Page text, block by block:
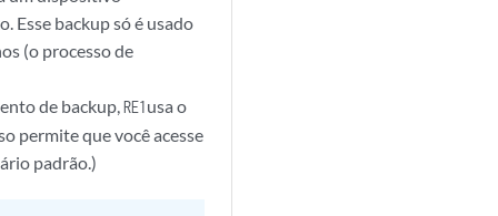
Esse backup só é usado
(o processo de
de backup,RE1usa o
permite que você acesse
padrão.)